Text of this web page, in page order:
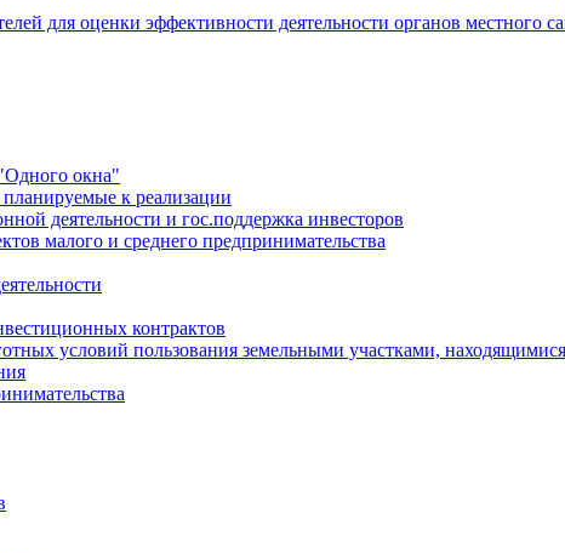
для оценки эффективности деятельности органов местного
окна"
к реализации
деятельности и гос.поддержка инвесторов
малого и среднего предпринимательства
контрактов
условий пользования земельными участками,